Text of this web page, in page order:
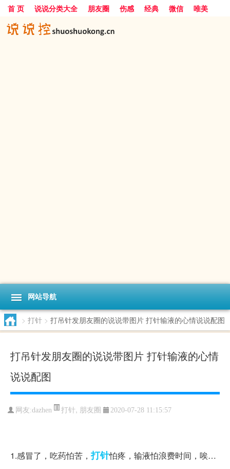
首 页 说说分类大全 朋友圈 伤感 经典 微信
唯美
励志
爱情 搞笑
网站导航
> 打针 > 打吊针发朋友圈的说说带图片 打针输液的心情说说配图
打吊针发朋友圈的说说带图片 打针输液的心情
说说配图
网友:dazhen 打针, 朋友圈 2020-07-28 11:15:57
1.感冒了，吃药怕苦，打针怕疼，输液怕浪费时间，唉…